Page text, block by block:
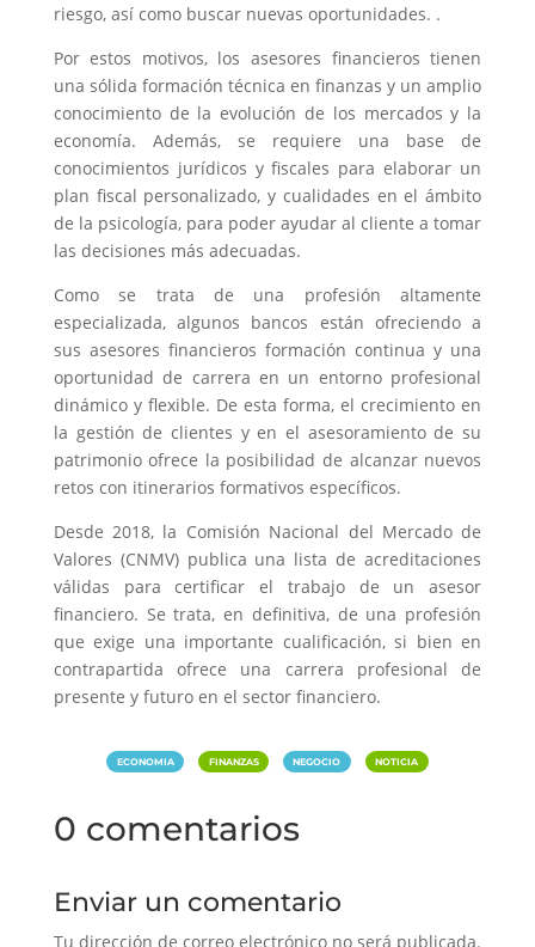
riesgo, así como buscar nuevas oportunidades. .
Por estos motivos, los asesores financieros tienen
una sólida formación técnica en finanzas y un amplio
conocimiento de la evolución de los mercados y la
economía. Además, se requiere una base de
conocimientos jurídicos y fiscales para elaborar un
plan fiscal personalizado, y cualidades en el ámbito
de la psicología, para poder ayudar al cliente a tomar
las decisiones más adecuadas.
Como se trata de una profesión altamente
especializada, algunos bancos están ofreciendo a
sus asesores financieros formación continua y una
oportunidad de carrera en un entorno profesional
dinámico y flexible. De esta forma, el crecimiento en
la gestión de clientes y en el asesoramiento de su
patrimonio ofrece la posibilidad de alcanzar nuevos
retos con itinerarios formativos específicos.
Desde 2018, la Comisión Nacional del Mercado de
Valores (CNMV) publica una lista de acreditaciones
válidas para certificar el trabajo de un asesor
financiero. Se trata, en definitiva, de una profesión
que exige una importante cualificación, si bien en
contrapartida ofrece una carrera profesional de
presente y futuro en el sector financiero.
ECONOMIA | FINANZAS | NEGOCIO | NOTICIA
0 comentarios
Enviar un comentario
Tu dirección de correo electrónico no será publicada.